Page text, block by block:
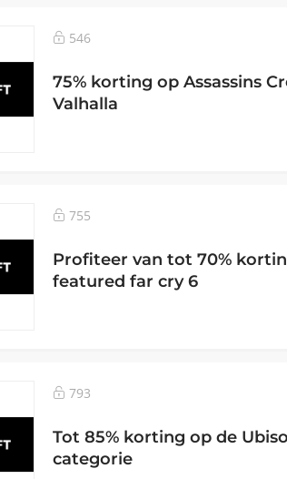
546
75% korting op Assassins
Valhalla
755
Profiteer van tot 70%
featured far cry 6
793
Tot 85% korting op de
categorie